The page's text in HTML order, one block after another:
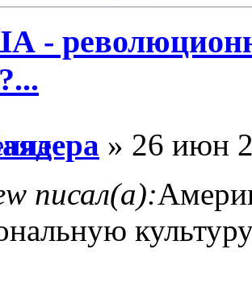
-
» 26 июн
писал(а):